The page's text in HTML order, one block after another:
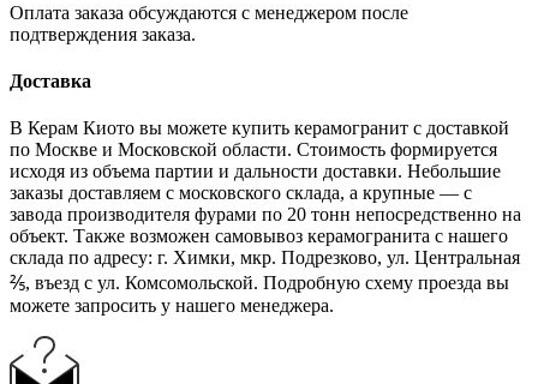
Оплата заказа обсуждаются с менеджером после
подтверждения заказа.
Доставка
В Керам Киото вы можете купить керамогранит с доставкой
по Москве и Московской области. Стоимость формируется
исходя из объема партии и дальности доставки. Небольшие
заказы доставляем с московского склада, а крупные — с
завода производителя фурами по 20 тонн непосредственно на
объект. Также возможен самовывоз керамогранита с нашего
склада по адресу: г. Химки, мкр. Подрезково, ул. Центральная
⅖, въезд с ул. Комсомольской. Подробную схему проезда вы
можете запросить у нашего менеджера.